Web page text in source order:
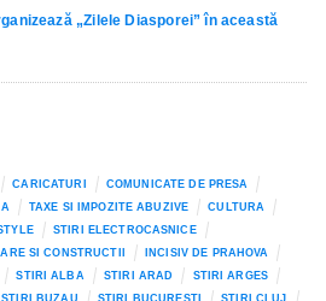
„Zilele Diasporei” în această
CARICATURI
COMUNICATE DE PRESA
TAXE SI IMPOZITE ABUZIVE
CULTURA
STIRI ELECTROCASNICE
SI CONSTRUCTII
INCISIV DE PRAHOVA
STIRI ALBA STIRI ARAD
STIRI ARGES